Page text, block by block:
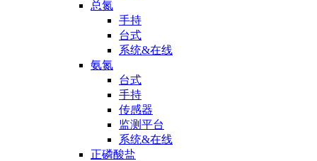
总氮
手持
台式
系统&在线
氨氮
台式
手持
传感器
监测平台
系统&在线
正磷酸盐